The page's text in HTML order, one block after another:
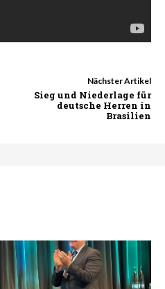
Nächster Artikel
Sieg und Niederlage für
deutsche Herren in
Brasilien